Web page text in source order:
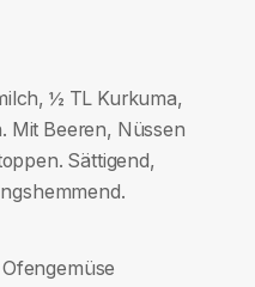
½ TL Kurkuma,
Mit Beeren, Nüssen
Sättigend,